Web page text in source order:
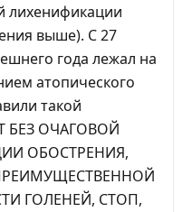
лихенификации
выше). С 27
года лежал на
атопического
такой
БЕЗ ОЧАГОВОЙ
ОБОСТРЕНИЯ,
ГОЛЕНЕЙ, СТОП,